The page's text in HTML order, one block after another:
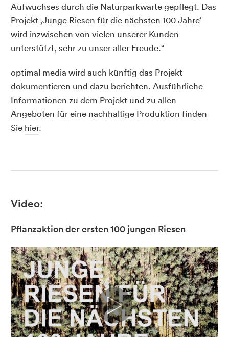
Aufwuchses durch die Naturparkwarte gepflegt. Das
Projekt ‚Junge Riesen für die nächsten 100 Jahre‘
wird inzwischen von vielen unserer Kunden
unterstützt, sehr zu unser aller Freude.“
optimal media wird auch künftig das Projekt
dokumentieren und dazu berichten. Ausführliche
Informationen zu dem Projekt und zu allen
Angeboten für eine nachhaltige Produktion finden
Sie hier.
Video:
Pflanzaktion der ersten 100 jungen Riesen